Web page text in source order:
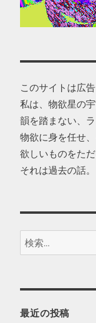
このサイトは広
私は、物欲星の宇
韻を踏まない、ラ
物欲に身を任せ、
欲しいものをた
それは過去の話。
検
索:
最近の投稿